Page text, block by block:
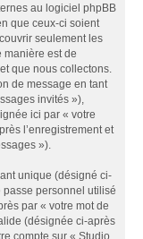
au logiciel phpBB
que ceux-ci soient
seulement les
manière est de
que nous collectons.
de message en tant
invités »),
ici par « votre
l’enregistrement et
»).
unique (désigné ci-
passe personnel utilisé
par « votre mot de
(désignée ci-après
compte sur « Studio